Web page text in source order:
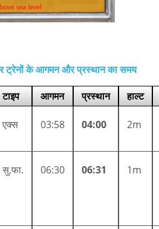
ट्रेनों के आगमन और प्रस्थान का समय
टाइप आगमन प्रस्थान हाल्ट
एक्स 03:58 04:00 2m
सु.फा. 06:30 06:31 1m